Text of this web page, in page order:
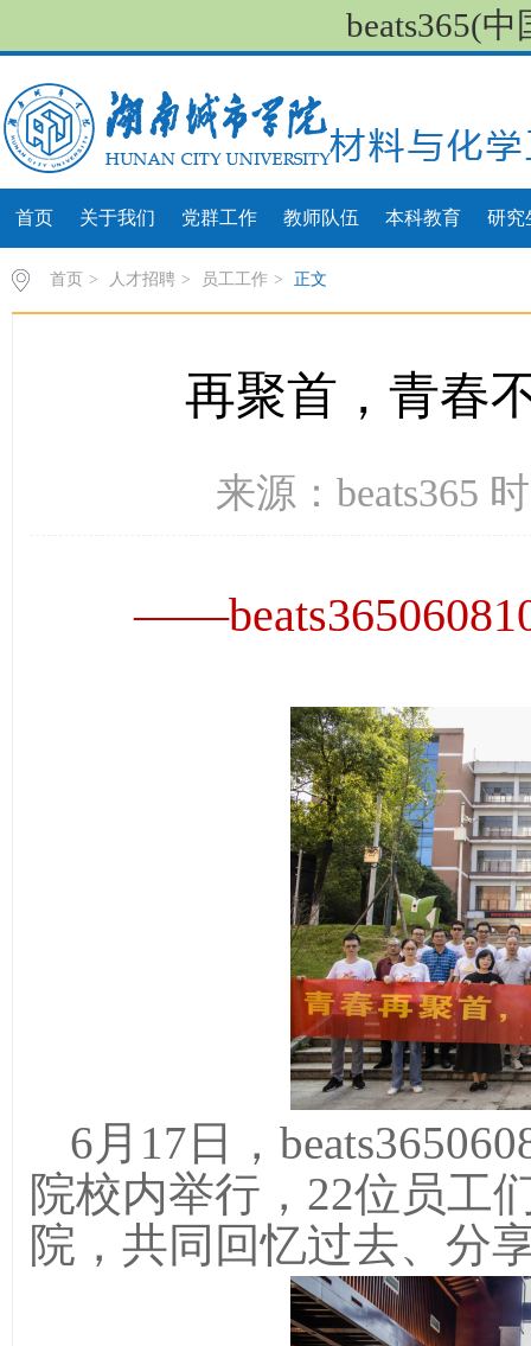
beats365(
首页 关于我们 党群工作 教师队伍 本科教育 研究
首页 > 人才招聘 > 员工工作 > 正文
再聚首，青春
来源：beats365
6月17日，
院校内举行，22位员工
院，共同回忆过去、分